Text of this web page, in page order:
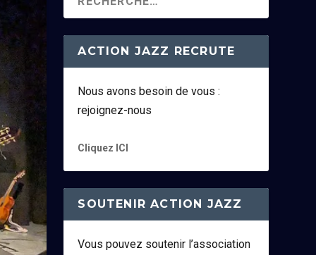
ACTION JAZZ RECRUTE
Nous avons besoin de vous :
rejoignez-nous
Cliquez ICI
SOUTENIR ACTION JAZZ
Vous pouvez soutenir l’association